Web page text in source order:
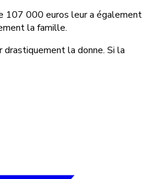
107 000 euros leur a également
la famille.
la donne. Si la